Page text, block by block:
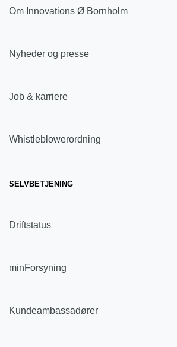
Om Innovations Ø Bornholm
Nyheder og presse
Job & karriere
Whistleblowerordning
SELVBETJENING
Driftstatus
minForsyning
Kundeambassadører